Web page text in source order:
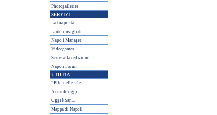
Photogalleries
SERVIZI
La tua posta
Link consigliati
Napoli Manager
Videogames
Scrivi alla redazione
Napoli Forum
UTILITA'
I Film nelle sale
Accadde oggi...
Oggi è San...
Mappa di Napoli